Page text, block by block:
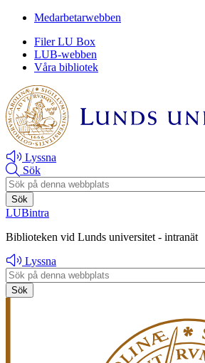
Hoppa
huvudinnehåll
Hoppa
huvudinnehåll
Medarbetarwebben
Filer LU Box
LUB-webben
Våra bibliotek
Lyssna
Sök
Header
search
LUBintra
Biblioteken vid Lunds universitet - intranät
Lyssna
Header
search